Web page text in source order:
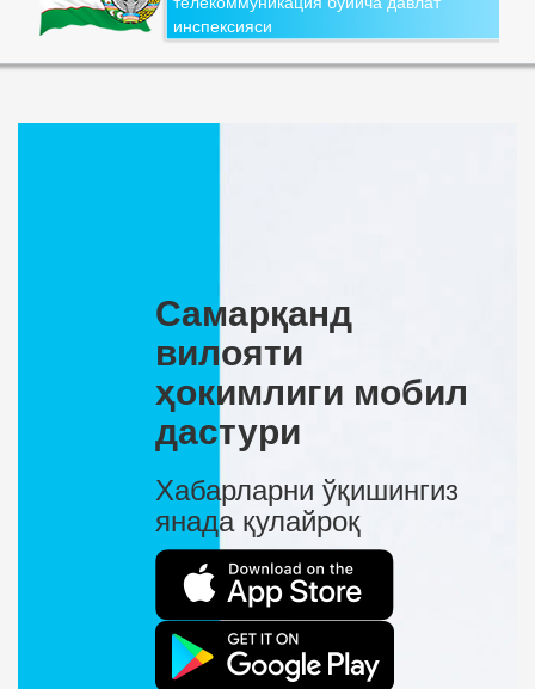
инспексияси
Самарқанд
вилояти
ҳокимлиги мобил
дастури
Хабарларни ўқишингиз
янада қулайроқ